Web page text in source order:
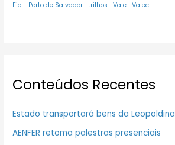
Fiol Porto de Salvador trilhos Vale Valec
Conteúdos Recentes
Estado transportará bens da Leopoldina
AENFER retoma palestras presenciais